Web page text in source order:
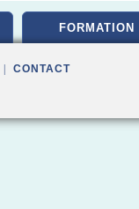
FORMATION
CONTACT